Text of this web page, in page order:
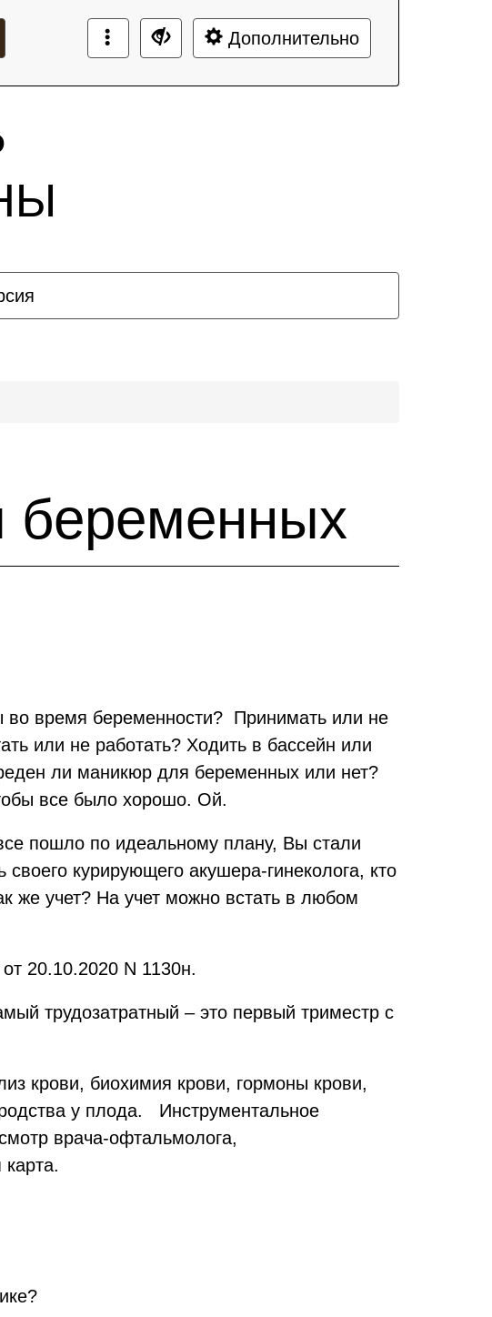
Дополнительно
беременных
время беременности? Принимать или не
или не работать? Ходить в бассейн или
ли маникюр для беременных или нет?
все было хорошо. Ой.
пошло по идеальному плану, Вы стали
курирующего акушера-гинеколога, кто
же учет? На учет можно встать в любом
20.10.2020 N 1130н.
трудозатратный – это первый триместр с
крови, биохимия крови, гормоны крови,
у плода. Инструментальное
врача-офтальмолога,
карта.